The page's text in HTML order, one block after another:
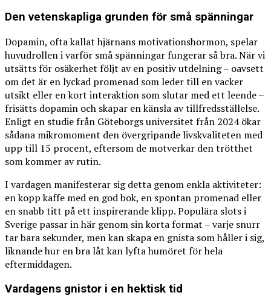
Den vetenskapliga grunden för små spänningar
Dopamin, ofta kallat hjärnans motivationshormon, spelar
huvudrollen i varför små spänningar fungerar så bra. När vi
utsätts för osäkerhet följt av en positiv utdelning – oavsett
om det är en lyckad promenad som leder till en vacker
utsikt eller en kort interaktion som slutar med ett leende –
frisätts dopamin och skapar en känsla av tillfredsställelse.
Enligt en studie från Göteborgs universitet från 2024 ökar
sådana mikromoment den övergripande livskvaliteten med
upp till 15 procent, eftersom de motverkar den trötthet
som kommer av rutin.
I vardagen manifesterar sig detta genom enkla aktiviteter:
en kopp kaffe med en god bok, en spontan promenad eller
en snabb titt på ett inspirerande klipp. Populära slots i
Sverige passar in här genom sin korta format – varje snurr
tar bara sekunder, men kan skapa en gnista som håller i sig,
liknande hur en bra låt kan lyfta humöret för hela
eftermiddagen.
Vardagens gnistor i en hektisk tid